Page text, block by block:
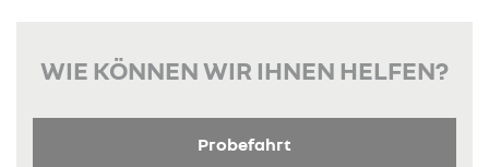
WIE KÖNNEN WIR IHNEN HELFEN?
Probefahrt